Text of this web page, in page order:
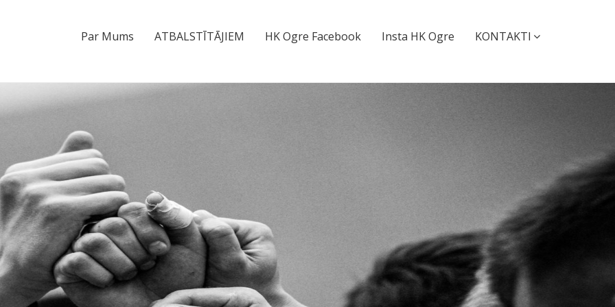
Par Mums ATBALSTĪTĀJIEM HK Ogre Facebook Insta HK Ogre KONTAKTI